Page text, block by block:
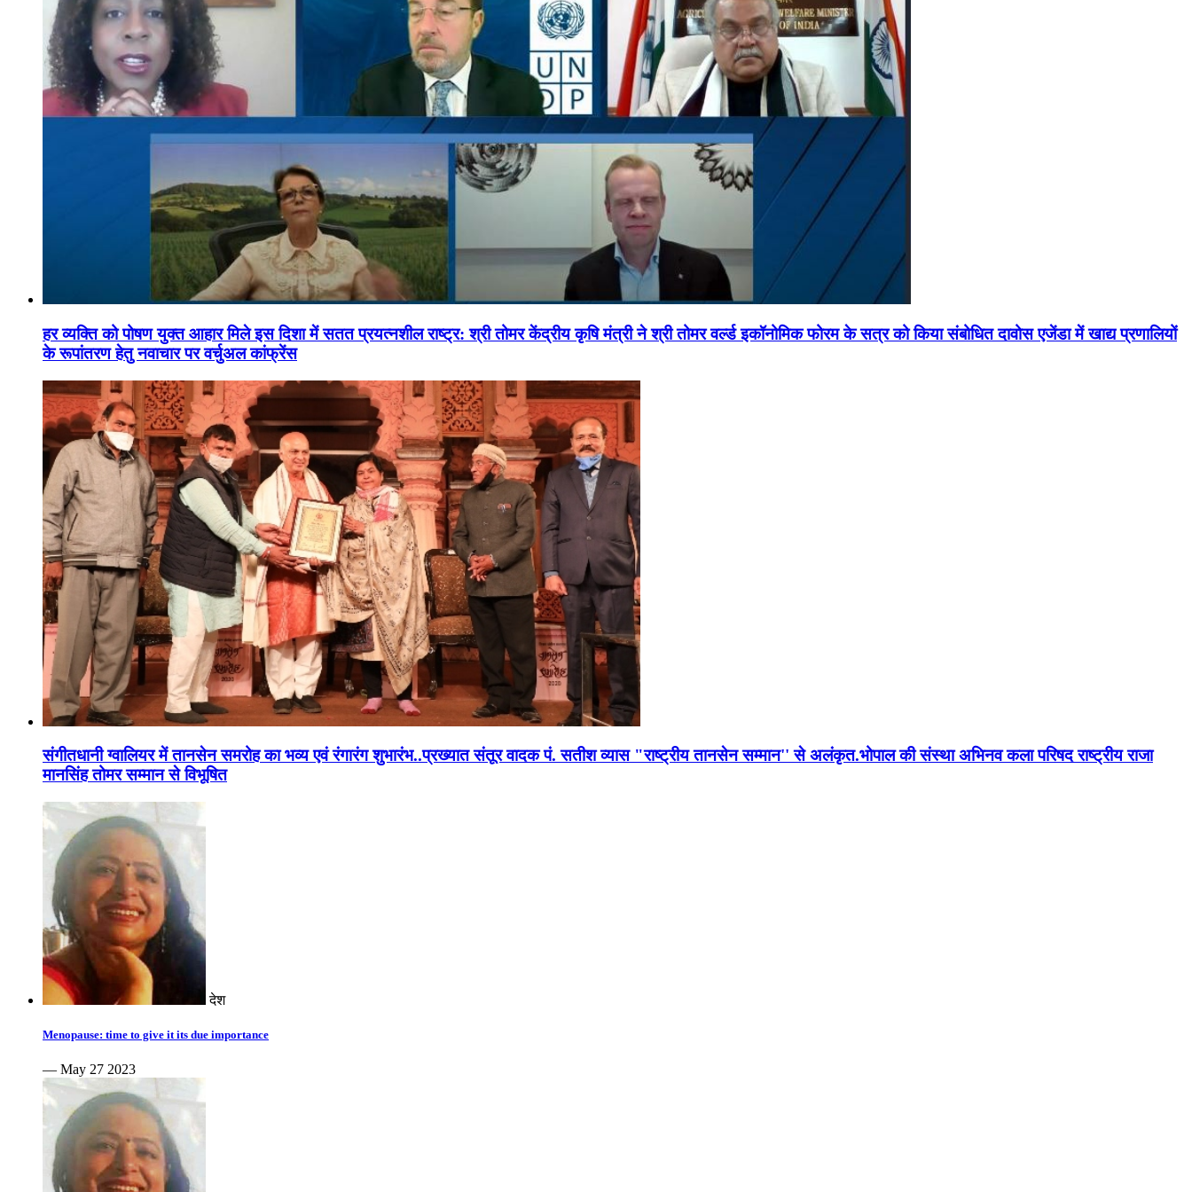
हर व्यक्ति को पोषण युक्त आहार मिले इस दिशा में सतत प्रयत्नशील राष्ट्र: श्री तोमर केंद्रीय कृषि मंत्री ने श्री तोमर वर्ल्ड इकॉनोमिक फोरम के सत्र को किया संबोधित दावोस एजेंडा में खाद्य प्रणालियों
के रूपांतरण हेतु नवाचार पर वर्चुअल कांफ्रेंस
संगीतधानी ग्वालियर में तानसेन समरोह का भव्य एवं रंगारंग शुभारंभ..प्रख्यात संतूर वादक पं. सतीश व्यास "राष्ट्रीय तानसेन सम्मान'' से अलंकृत.भोपाल की संस्था अभिनव कला परिषद राष्ट्रीय राजा
मानसिंह तोमर सम्मान से विभूषित
देश
Menopause: time to give it its due importance
— May 27 2023